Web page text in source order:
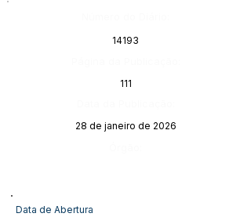
14193
111
28 de janeiro de 2026
Data de Abertura